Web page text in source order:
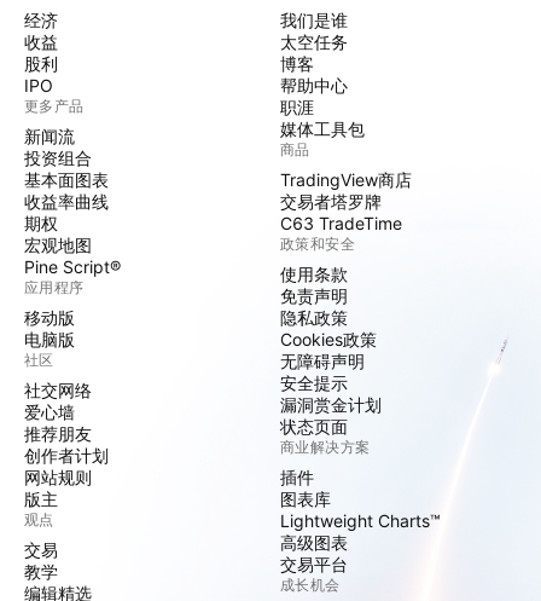
经济
收益
股利
IPO
更多产品
新闻流
投资组合
基本面图表
收益率曲线
期权
宏观地图
Pine Script®
应用程序
移动版
电脑版
社区
社交网络
爱心墙
推荐朋友
创作者计划
网站规则
版主
观点
交易
教学
编辑精选
我们是谁
太空任务
博客
帮助中心
职涯
媒体工具包
商品
TradingView商店
交易者塔罗牌
C63 TradeTime
政策和安全
使用条款
免责声明
隐私政策
Cookies政策
无障碍声明
安全提示
漏洞赏金计划
状态页面
商业解决方案
插件
图表库
Lightweight Charts™
高级图表
交易平台
成长机会